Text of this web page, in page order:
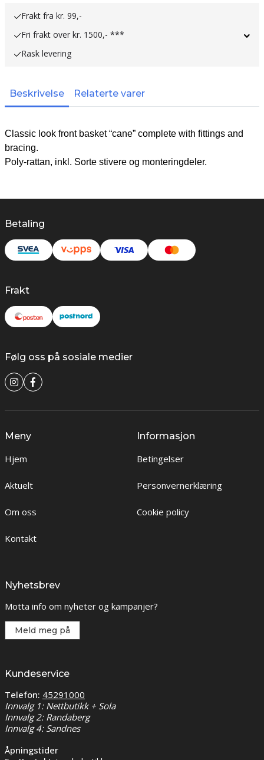
Frakt fra kr. 99,-
Fri frakt over kr. 1500,- ***
Rask levering
Beskrivelse Relaterte varer
Classic look front basket “cane” complete with fittings and
bracing.
Poly-rattan, inkl. Sorte stivere og monteringdeler.
Betaling
Frakt
Følg oss på sosiale medier
Meny
Hjem
Aktuelt
Om oss
Kontakt
Informasjon
Betingelser
Personvernerklæring
Cookie policy
Nyhetsbrev
Motta info om nyheter og kampanjer?
Meld meg på
Kundeservice
Telefon: 45291000
Innvalg 1: Nettbutikk + Sola
Innvalg 2: Randaberg
Innvalg 4: Sandnes
Åpningstider